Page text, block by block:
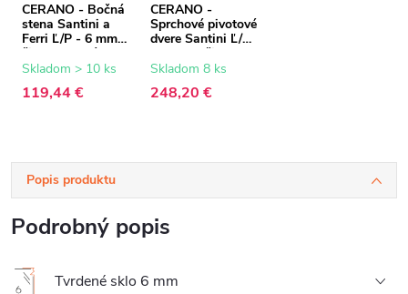
CERANO - Bočná
stena Santini a
Ferri Ľ/P - 6 mm -
čierna matná,
transparentné
Skladom > 10 ks
119,44 €
CERANO -
Sprchové pivotové
dvere Santini Ľ/P
- 6 mm - čierna
matná,
sklo - 140x195
Skladom 8 ks
248,20 €
Popis produktu
Podrobný popis
Tvrdené sklo 6 mm